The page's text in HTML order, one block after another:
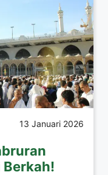
13 Januari 2026
Berkah!